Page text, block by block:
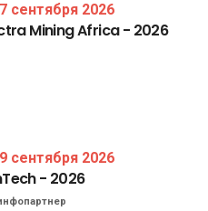
сентября 2026
MiningAfrica- 2026
сентября 2026
- 2026